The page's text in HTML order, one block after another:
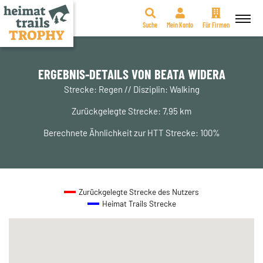
Zum
Suche Mein Konto Für Firmen
ERGEBNIS-DETAILS VON BEATA WIDERA
Strecke: Regen // Disziplin: Walking
Zurückgelegte Strecke: 7,95 km
Berechnete Ähnlichkeit zur HTT Strecke: 100%
Zurückgelegte Strecke des Nutzers
Heimat Trails Strecke